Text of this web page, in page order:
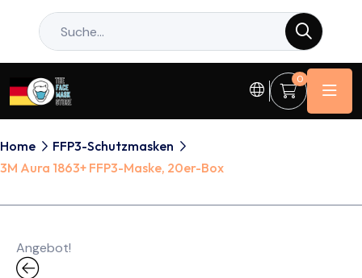
0
Home
FFP3-Schutzmasken
3M Aura 1863+ FFP3-Maske, 20er-Box
Angebot!